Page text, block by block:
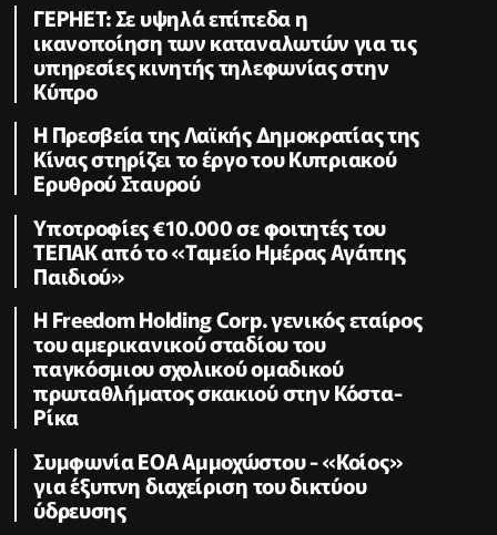
ΓΕΡΗΕΤ: Σε υψηλά επίπεδα η
ικανοποίηση των καταναλωτών για τις
υπηρεσίες κινητής τηλεφωνίας στην
Κύπρο
Η Πρεσβεία της Λαϊκής Δημοκρατίας της
Κίνας στηρίζει το έργο του Κυπριακού
Ερυθρού Σταυρού
Υποτροφίες €10.000 σε φοιτητές του
ΤΕΠΑΚ από το «Ταμείο Ημέρας Αγάπης
Παιδιού»
Η Freedom Holding Corp. γενικός εταίρος
του αμερικανικού σταδίου του
παγκόσμιου σχολικού ομαδικού
πρωταθλήματος σκακιού στην Κόστα-
Ρίκα
Συμφωνία ΕΟΑ Αμμοχώστου - «Κοίος»
για έξυπνη διαχείριση του δικτύου
ύδρευσης